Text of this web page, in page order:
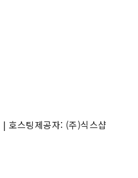
| 호스팅제공자: (주)식스샵